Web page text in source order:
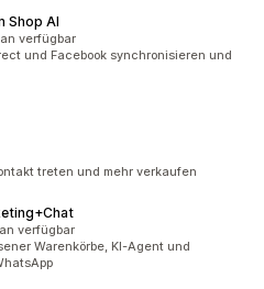
Shop AI
verfügbar
und Facebook synchronisieren und
treten und mehr verkaufen
verfügbar
Warenkörbe, KI-Agent und